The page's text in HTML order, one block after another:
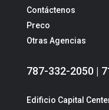
Contáctenos
Preco
Otras Agencias
787-332-2050 |
Edificio Capital